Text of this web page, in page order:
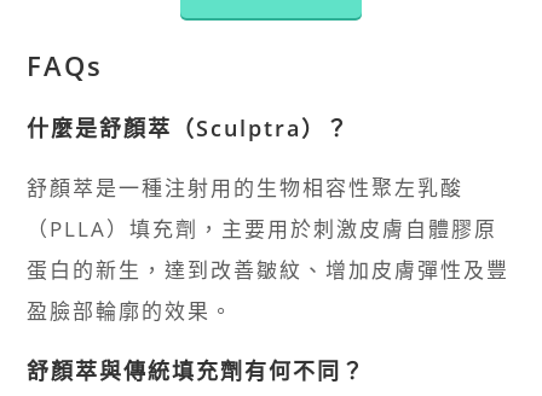
FAQs
什麼是舒顏萃（Sculptra）？
舒顏萃是一種注射用的生物相容性聚左乳酸
（PLLA）填充劑，主要用於刺激皮膚自體膠原
蛋白的新生，達到改善皺紋、增加皮膚彈性及豐
盈臉部輪廓的效果。
舒顏萃與傳統填充劑有何不同？